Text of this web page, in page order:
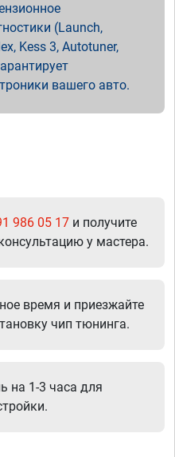
(Launch,
Kess 3, Autotuner,
вашего авто.
986 05 17 и получите
у мастера.
время и приезжайте
чип тюнинга.
на 1-3 часа для